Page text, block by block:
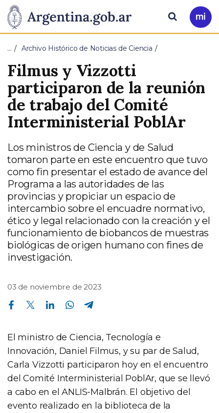
Presidencia
de
la
Nación
Pasar al contenido principal
Ir
a
Buscar
… Archivo Histórico de Noticias de Ciencia
Filmus y Vizzotti
participaron de la reunión
de trabajo del Comité
Interministerial PoblAr
Los ministros de Ciencia y de Salud
tomaron parte en este encuentro que tuvo
como fin presentar el estado de avance del
Programa a las autoridades de las
provincias y propiciar un espacio de
intercambio sobre el encuadre normativo,
ético y legal relacionado con la creación y el
funcionamiento de biobancos de muestras
biológicas de origen humano con fines de
investigación.
03 de noviembre de 2023
Compartir en Facebook Compartir en Twitter Compartir en Linkedin Compartir en Whatsapp
El ministro de Ciencia, Tecnología e
Innovación, Daniel Filmus, y su par de Salud,
Carla Vizzotti participaron hoy en el encuentro
del Comité Interministerial PoblAr, que se llevó
a cabo en el ANLIS-Malbrán. El objetivo del
evento realizado en la biblioteca de la